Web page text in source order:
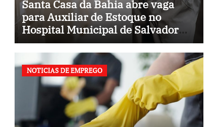
Santa Casa da Bahia abre vaga
para Auxiliar de Estoque no
Hospital Municipal de Salvador
(BA)
NOTICIAS DE EMPREGO